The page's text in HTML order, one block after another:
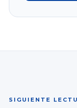
SIGUIENTE